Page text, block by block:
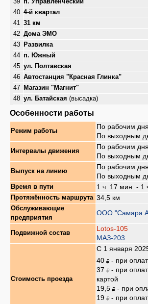
40 4-й квартал
41
31 км
42 Дома ЭМО
43
Развилка
44 п. Южный
45 ул. Полтавская
46 Автостанция "Красная Глинка"
47
Магазин "Магнит"
48 ул. Батайская (высадка)
Особенности работы
Режим работы
По рабочим
По выходным
Интервалы движения
По рабочим
По выходным
Выпуск на линию
По рабочим
По выходным
Время в пути 1 ч. 17 мин. - 1
Протяжённость маршрута 34,5 км
Обслуживающие
предприятия
ООО "Самара
Подвижной состав
Lotos-105
МАЗ-203
Стоимость проезда
С 1 января
40
- при
37
- при
картой
19,5
- при
19
- при